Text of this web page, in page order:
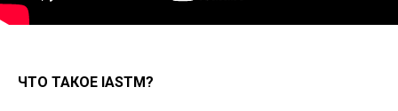
ЧТО ТАКОЕ IASTM?